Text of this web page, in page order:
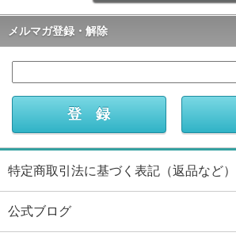
メルマガ登録・解除
特定商取引法に基づく表記（返品など）
公式ブログ